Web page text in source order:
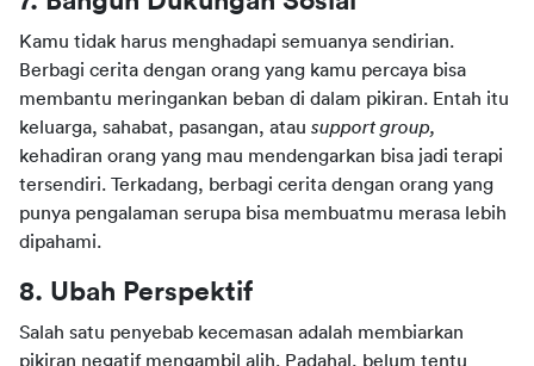
Kamu tidak harus menghadapi semuanya sendirian.
Berbagi cerita dengan orang yang kamu percaya bisa
membantu meringankan beban di dalam pikiran. Entah itu
keluarga, sahabat, pasangan, atau
kehadiran orang yang mau mendengarkan bisa jadi terapi
tersendiri. Terkadang, berbagi cerita dengan orang yang
punya pengalaman serupa bisa membuatmu merasa lebih
dipahami.
8. Ubah Perspektif
Salah satu penyebab kecemasan adalah membiarkan
pikiran negatif mengambil alih. Padahal, belum tentu